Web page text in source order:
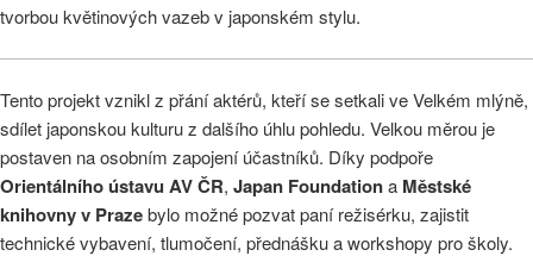
tvorbou květinových vazeb v japonském stylu.
Tento projekt vznikl z přání aktérů, kteří se setkali ve Velkém mlýně,
sdílet japonskou kulturu z dalšího úhlu pohledu. Velkou měrou je
postaven na osobním zapojení účastníků. Díky podpoře
Orientálního ústavu AV ČR, Japan Foundationa Městské
knihovny v Prazebylo možné pozvat paní režisérku, zajistit
technické vybavení, tlumočení, přednášku a workshopy pro školy.